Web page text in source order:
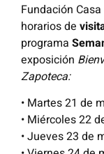
Fundación
horarios de
programa
exposición
Zapoteca:
• Martes 21 de
• Miércoles 22
• Jueves 23 de